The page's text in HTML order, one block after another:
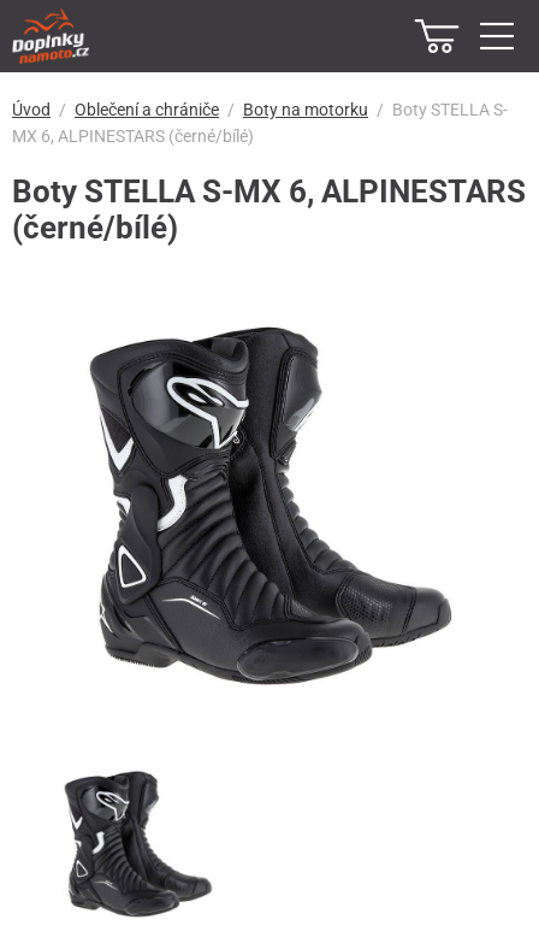
Úvod Oblečení a chrániče Boty na motorku
Boty STELLA S-
MX 6, ALPINESTARS (černé/bílé)
Boty STELLA S-MX 6, ALPINESTARS
(černé/bílé)